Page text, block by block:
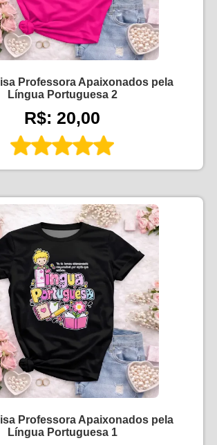
Professora Apaixonados pela
Língua Portuguesa 2
R$: 20,00
Professora Apaixonados pela
Língua Portuguesa 1